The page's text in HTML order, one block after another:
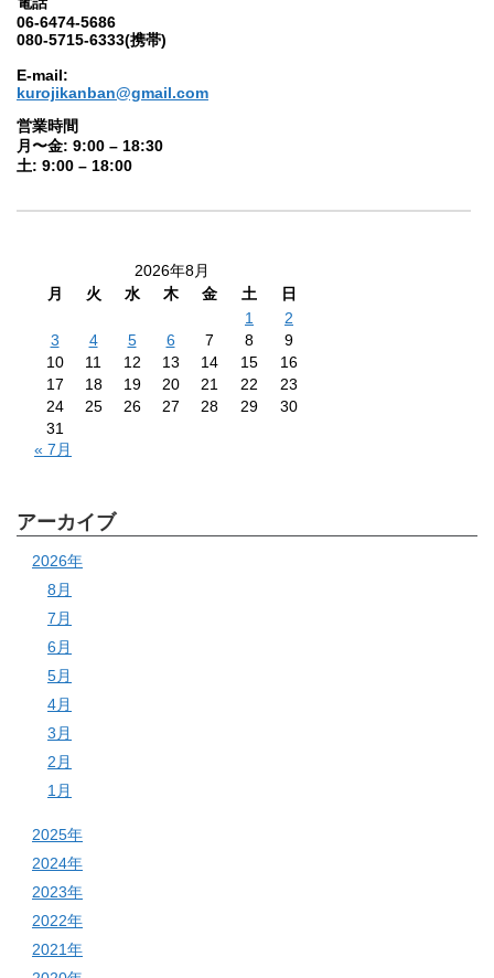
06-6474-5686
080-5715-6333(携帯)
E-mail:
kurojikanban@gmail.com
営業時間
月〜金: 9:00 – 18:30
土: 9:00 – 18:00
2026年8月
月
火 水 木 金 土
日
1
2
3
4 5 6 7 8
9
10
11 12 13 14 15
16
17
18 19 20 21 22
23
24
25 26 27 28 29
30
31
« 7月
アーカイブ
2026年
8月
7月
6月
5月
4月
3月
2月
1月
2025年
2024年
2023年
2022年
2021年